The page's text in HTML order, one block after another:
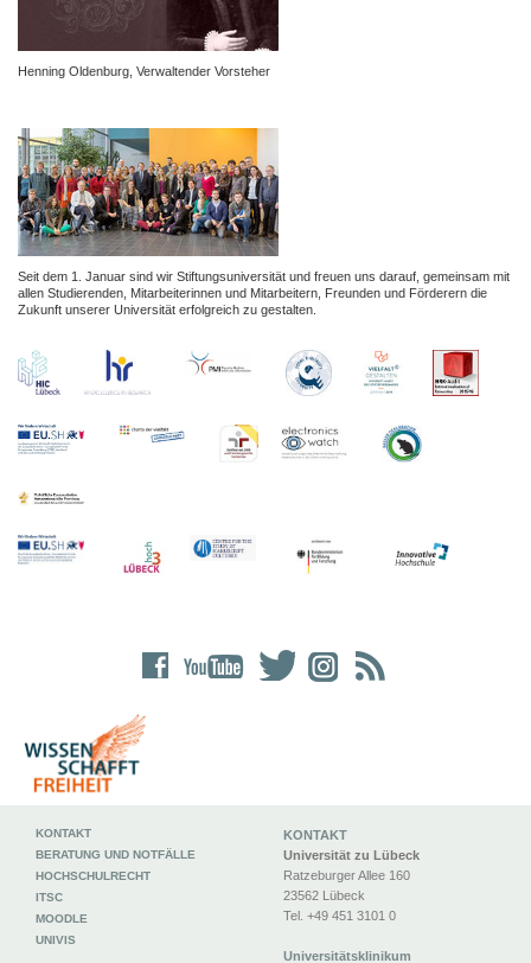
Henning Oldenburg, Verwaltender Vorsteher
Seit dem 1. Januar sind wir Stiftungsuniversität und freuen uns darauf, gemeinsam mit
allen Studierenden, Mitarbeiterinnen und Mitarbeitern, Freunden und Förderern die
Zukunft unserer Universität erfolgreich zu gestalten.
KONTAKT
Universität zu Lübeck
Ratzeburger Allee 160
23562 Lübeck
Tel. +49 451 3101 0
Universitätsklinikum
KONTAKT
BERATUNG UND NOTFÄLLE
HOCHSCHULRECHT
ITSC
MOODLE
UNIVIS